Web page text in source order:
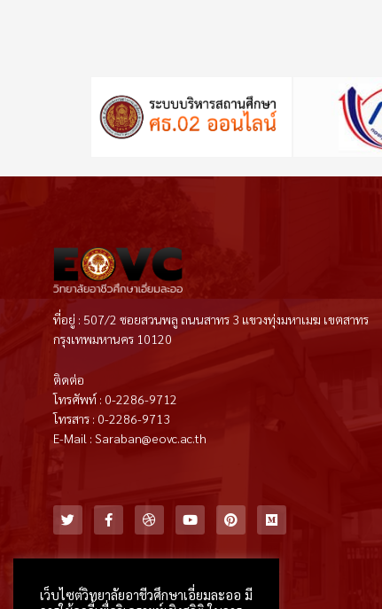
ที่อยู่ : 507/2 ซอยสวนพลู ถนนสาทร 3 แขวงทุ่งมหาเมฆ เขตสาทร
กรุงเทพมหานคร 10120
ติดต่อ
โทรศัพท์ : 0-2286-9712
โทรสาร : 0-2286-9713
E-Mail : Saraban@eovc.ac.th
w
i
t
e
a
c
e
o
k
-
r
i
b
b
e
o
u
t
b
i
n
t
r
t
e
d
i
m
เว็บไซต์วิทยาลัยอาชีวศึกษาเอี่ยมละออ มี